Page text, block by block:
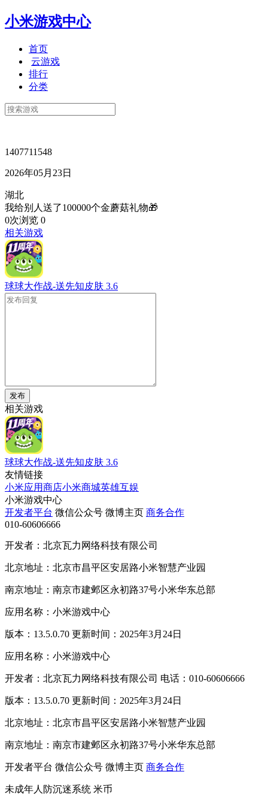
小米游戏中心
首页
云游戏
排行
分类
1407711548
2026年05月23日
湖北
我给别人送了100000个金蘑菇礼物🎁
0次浏览 0
相关游戏
球球大作战-送先知皮肤 3.6
发布
相关游戏
球球大作战-送先知皮肤 3.6
友情链接
小米应用商店小米商城英雄互娱
小米游戏中心
开发者平台 微信公众号 微博主页 商务合作
010-60606666
开发者：北京瓦力网络科技有限公司
北京地址：北京市昌平区安居路小米智慧产业园
南京地址：南京市建邺区永初路37号小米华东总部
应用名称：小米游戏中心
版本：13.5.0.70 更新时间：2025年3月24日
应用名称：小米游戏中心
开发者：北京瓦力网络科技有限公司 电话：010-60606666
版本：13.5.0.70 更新时间：2025年3月24日
北京地址：北京市昌平区安居路小米智慧产业园
南京地址：南京市建邺区永初路37号小米华东总部
开发者平台 微信公众号 微博主页 商务合作
未成年人防沉迷系统 米币